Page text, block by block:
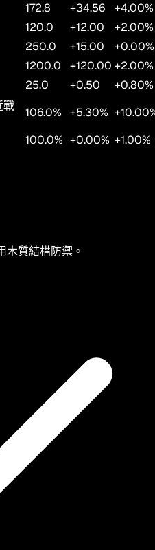
172.8 +34.56
+4.00%
120.0 +12.00
+2.00%
250.0 +15.00
+0.00%
1200.0 +120.00 +2.00%
25.0 +0.50
+0.80%
戰
106.0% +5.30%
100.0% +0.00% +1.00%
木質結構防禦。